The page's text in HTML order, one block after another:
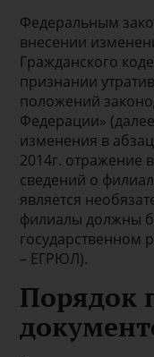
Федеральным
внесении
Гражданского
признании
положений
Федерации»
изменения в
2014г. отражение
сведений о
является
филиалы должны
государственном
– ЕГРЮЛ).
Порядок